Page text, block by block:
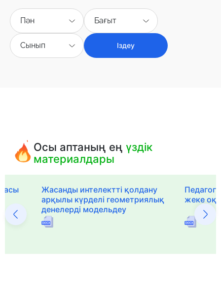
Пән Бағыт
Сынып Іздеу
Осы аптаның еңүздік
материалдары
Жасанды интелектті қолдану
арқылы күрделі геометриялық
денелерді модельдеу
жеке